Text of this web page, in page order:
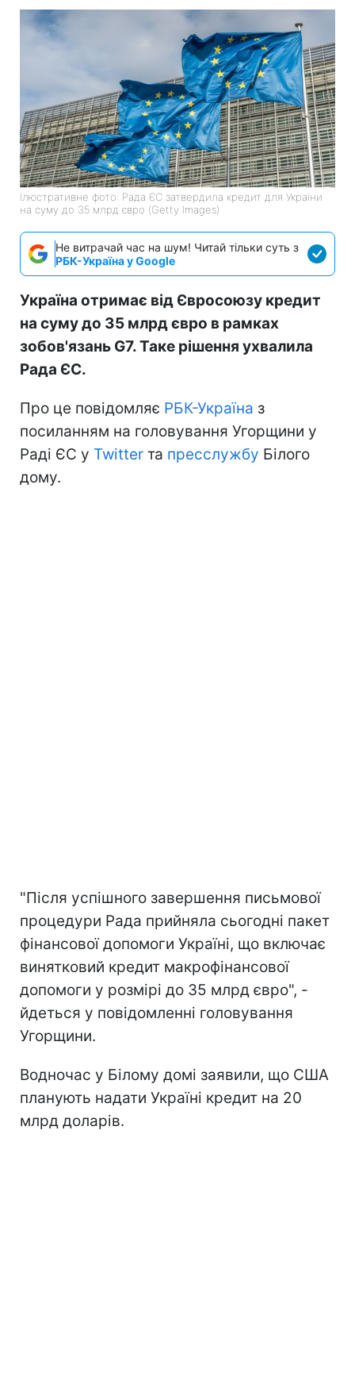
Ілюстративне фото: Рада ЄС затвердила кредит для України
на суму до 35 млрд євро (Getty Images)
Не витрачай час на шум! Читай тільки суть з
РБК-Україна у Google
Україна отримає від Євросоюзу кредит
на суму до 35 млрд євро в рамках
зобов'язань G7. Таке рішення ухвалила
Рада ЄС.
Про це повідомляє РБК-Україна з
посиланням на головування Угорщини у
Раді ЄС у Twitter та пресслужбу Білого
дому.
"Після успішного завершення письмової
процедури Рада прийняла сьогодні пакет
фінансової допомоги Україні, що включає
винятковий кредит макрофінансової
допомоги у розмірі до 35 млрд євро", -
йдеться у повідомленні головування
Угорщини.
Водночас у Білому домі заявили, що США
планують надати Україні кредит на 20
млрд доларів.